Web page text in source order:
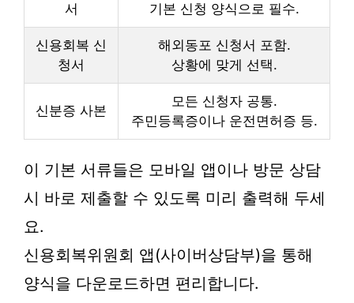
서
기본 신청 양식으로 필수.
신용회복 신
청서
해외동포 신청서 포함.
상황에 맞게 선택.
신분증 사본
모든 신청자 공통.
주민등록증이나 운전면허증 등.
이 기본 서류들은 모바일 앱이나 방문 상담
시 바로 제출할 수 있도록 미리 출력해 두세
요.
신용회복위원회 앱(사이버상담부)을 통해
양식을 다운로드하면 편리합니다.